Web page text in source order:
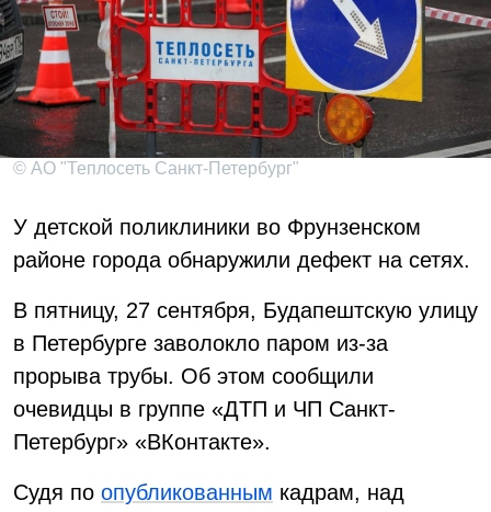
© АО "Теплосеть Санкт-Петербург"
У детской поликлиники во Фрунзенском
районе города обнаружили дефект на сетях.
В пятницу, 27 сентября, Будапештскую улицу
в Петербурге заволокло паром из-за
прорыва трубы. Об этом сообщили
очевидцы в группе «ДТП и ЧП Санкт-
Петербург» «ВКонтакте».
Судя по опубликованным кадрам, над